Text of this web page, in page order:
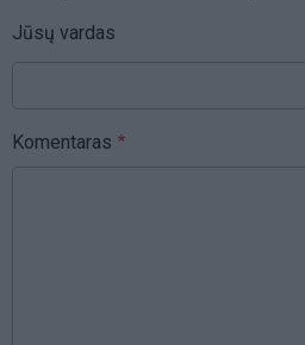
Jūsų vardas
Komentaras